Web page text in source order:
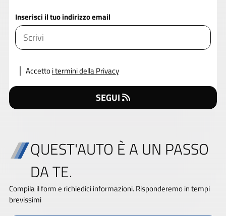
Inserisci il tuo indirizzo email
Accettoi termini della Privacy
SEGUI
QUEST'AUTO È A UN PASSO
DA TE.
Compila il form e richiedici informazioni. Risponderemo in tempi
brevissimi